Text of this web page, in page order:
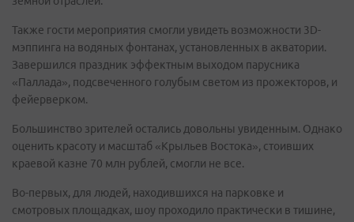
Также гости мероприятия смогли увидеть возможности 3D-
мэппинга на водяных фонтанах, установленных в акватории.
Завершился праздник эффектным выходом парусника
«Паллада», подсвеченного голубым светом из прожекторов, и
фейерверком.
Большинство зрителей остались довольны увиденным. Однако
оценить красоту и масштаб «Крыльев Востока», стоивших
краевой казне 70 млн рублей, смогли не все.
Во-первых, для людей, находившихся на парковке и
смотровых площадках, шоу проходило практически в тишине,